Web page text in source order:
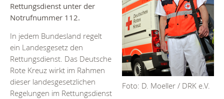
Foto: D. Moeller / DRK e.V.
Rettungsdienst unter der
Notrufnummer 112.
In jedem Bundesland regelt
ein Landesgesetz den
Rettungsdienst. Das Deutsche
Rote Kreuz wirkt im Rahmen
dieser landesgesetzlichen
Regelungen im Rettungsdienst